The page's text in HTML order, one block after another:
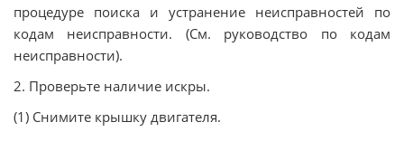
процедуре поиска и устранение неисправностей по
кодам неисправности. (См. руководство по кодам
неисправности).
2. Проверьте наличие искры.
(1) Снимите крышку двигателя.